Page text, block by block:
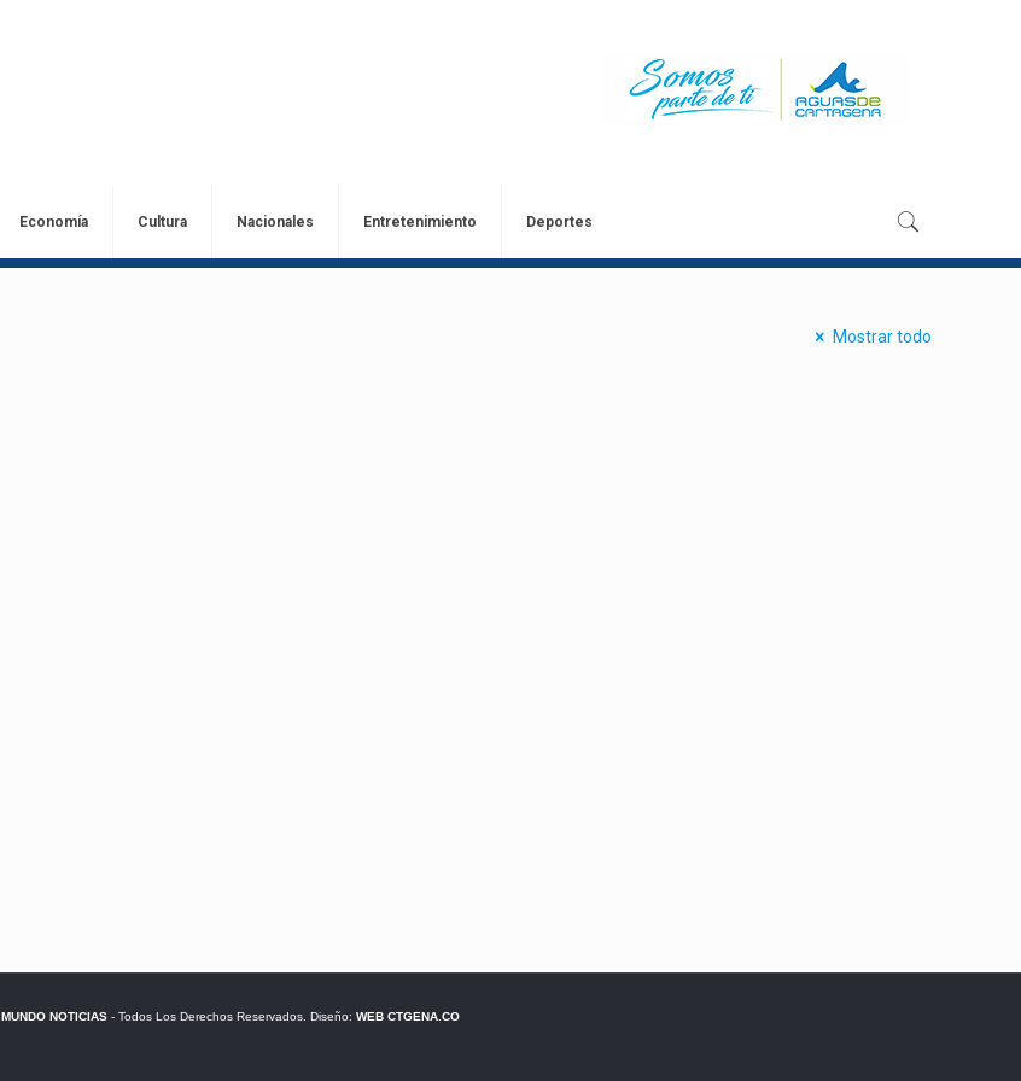
Economía Cultura Nacionales Entretenimiento Deportes
Mostrar todo
MUNDO NOTICIAS- Todos Los Derechos Reservados. Diseño: WEB CTGENA.CO